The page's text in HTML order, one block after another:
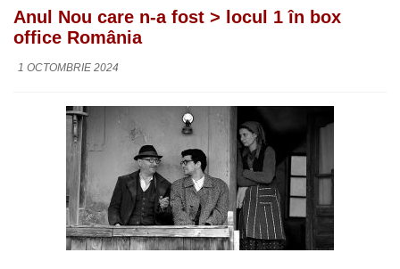
Anul Nou care n-a fost > locul 1 în box
office România
1 OCTOMBRIE 2024